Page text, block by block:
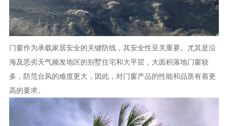
门窗作为承载家居安全的关键防线，其安全性至关重要。尤其是沿
海及恶劣天气频发地区的别墅住宅和大平层，大面积落地门窗较
多，防范台风的难度更大，因此，对门窗产品的性能和品质有着更
高的要求。